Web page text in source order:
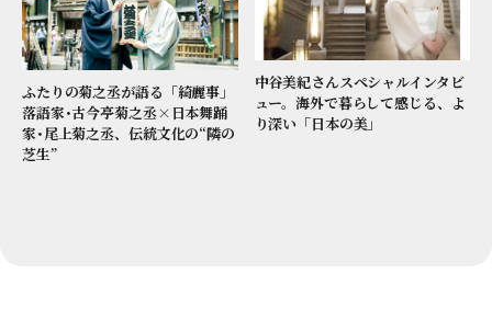
ふたりの菊之丞が語る「綺麗事」
落語家･古今亭菊之丞×日本舞踊
家･尾上菊之丞、伝統文化の“隣の
芝生”
中谷美紀さんスペシャルインタビ
ュー。海外で暮らして感じる、よ
り深い「日本の美」